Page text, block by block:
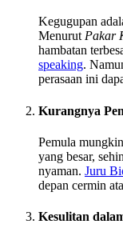
Kegugupan
MenurutPakar
hambatan
speaking.
perasaan ini
Kurangnya
Pemula
yang besar,
nyaman. Juru
depan cermin
Kesulitan